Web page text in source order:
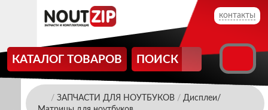
контакты
КАТАЛОГ ТОВАРОВ ПОИСК
/ ЗАПЧАСТИ ДЛЯ НОУТБУКОВ / Дисплеи/